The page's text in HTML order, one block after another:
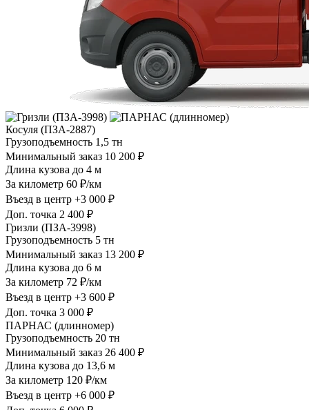
Косуля (ПЗА-2887)
Грузоподъемность 1,5 тн
Минимальный заказ 10 200 ₽
Длина кузова до 4 м
За километр 60 ₽/км
Въезд в центр +3 000 ₽
Доп. точка 2 400 ₽
Гризли (ПЗА-3998)
Грузоподъемность 5 тн
Минимальный заказ 13 200 ₽
Длина кузова до 6 м
За километр 72 ₽/км
Въезд в центр +3 600 ₽
Доп. точка 3 000 ₽
ПАРНАС (длинномер)
Грузоподъемность 20 тн
Минимальный заказ 26 400 ₽
Длина кузова до 13,6 м
За километр 120 ₽/км
Въезд в центр +6 000 ₽